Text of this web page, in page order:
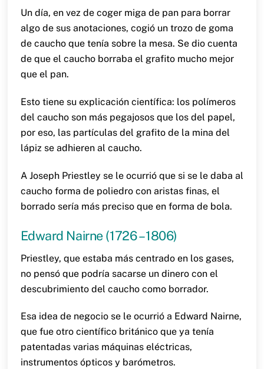
Un día, en vez de coger miga de pan para borrar
algo de sus anotaciones, cogió un trozo de goma
de caucho que tenía sobre la mesa. Se dio cuenta
de que el caucho borraba el grafito mucho mejor
que el pan.
Esto tiene su explicación científica: los polímeros
del caucho son más pegajosos que los del papel,
por eso, las partículas del grafito de la mina del
lápiz se adhieren al caucho.
A Joseph Priestley se le ocurrió que si se le daba al
caucho forma de poliedro con aristas finas, el
borrado sería más preciso que en forma de bola.
Edward Nairne (1726 – 1806)
Priestley, que estaba más centrado en los gases,
no pensó que podría sacarse un dinero con el
descubrimiento del caucho como borrador.
Esa idea de negocio se le ocurrió a Edward Nairne,
que fue otro científico británico que ya tenía
patentadas varias máquinas eléctricas,
instrumentos ópticos y barómetros.